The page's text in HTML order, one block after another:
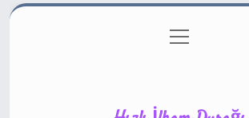
Gizlilik Politikası
menüyü
aç